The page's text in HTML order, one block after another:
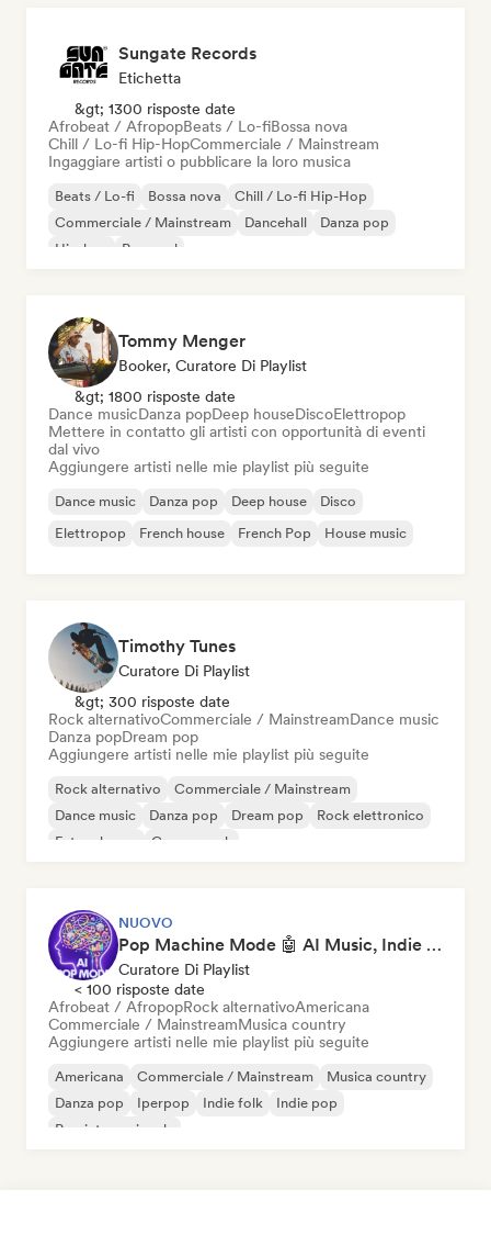
Sungate Records
Etichetta
&gt; 1300 risposte date
Afrobeat / AfropopBeats / Lo-fiBossa nova
Chill / Lo-fi Hip-HopCommerciale / Mainstream
Ingaggiare artisti o pubblicare la loro musica
Beats / Lo-fi Bossa nova
Chill / Lo-fi Hip-Hop
Commerciale / Mainstream
Dancehall
Danza pop
Hip-hop
Pop soul
Tommy Menger
Booker, Curatore Di Playlist
&gt; 1800 risposte date
Dance musicDanza popDeep houseDiscoElettropop
Mettere in contatto gli artisti con opportunità di eventi
dal vivo
Aggiungere artisti nelle mie playlist più seguite
Dance music Danza pop Deep house
Disco
Elettropop
French house French Pop House music
Timothy Tunes
Curatore Di Playlist
&gt; 300 risposte date
Rock alternativoCommerciale / MainstreamDance music
Danza popDream pop
Aggiungere artisti nelle mie playlist più seguite
Rock alternativo
Commerciale / Mainstream
Dance music
Danza pop Dream pop
Rock elettronico
Future house
Garage rock
NUOVO
Pop Machine Mode 🤖 AI Music, Indie Pop & Dream Pop
Curatore Di Playlist
< 100 risposte date
Afrobeat / AfropopRock alternativoAmericana
Commerciale / MainstreamMusica country
Aggiungere artisti nelle mie playlist più seguite
Americana Commerciale / Mainstream
Musica country
Danza pop
Iperpop Indie folk
Indie pop
Pop internazionale